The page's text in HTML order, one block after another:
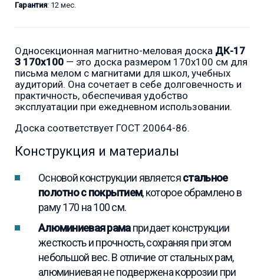
Гарантия: 12 мес.
Односекционная магнитно-меловая доска ДК-17
З 170х100 — это доска размером 170x100 см для
письма мелом с магнитами для школ, учебных
аудиторий. Она сочетает в себе долговечность и
практичность, обеспечивая удобство
эксплуатации при ежедневном использовании.
Доска соответствует ГОСТ 20064-86.
Конструкция и материалы
Основой конструкции являетсястальное
полотно с покрытием, которое обрамлено в
раму 170 на 100 см.
Алюминиевая рамапридает конструкции
жесткость и прочность, сохраняя при этом
небольшой вес. В отличие от стальных рам,
алюминиевая не подвержена коррозии при